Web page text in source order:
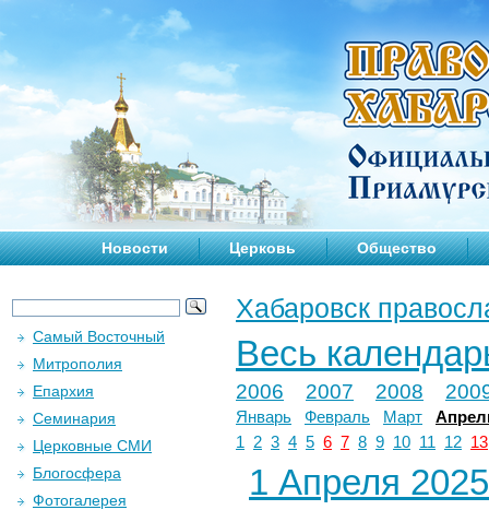
Новости Церковь Общество
Хабаровск
Весь
2006 2007 2008
Январь Февраль Март
1
2 3 4 5 6 7 8 9 10 11 12 13
1 Апреля 2025
Самый Восточный
Митрополия
Епархия
Семинария
Церковные СМИ
Блогосфера
Фотогалерея